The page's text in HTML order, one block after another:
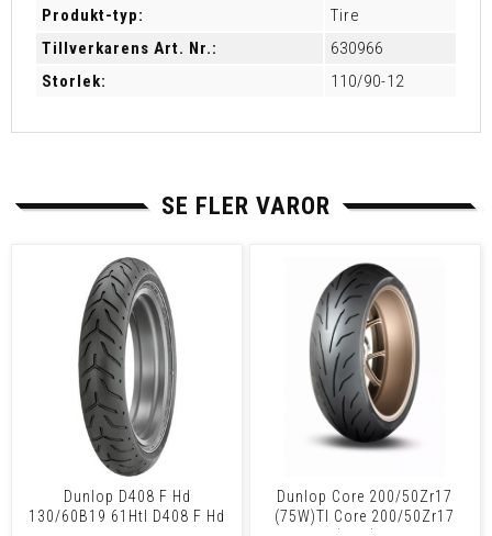
Produkt-typ:
Tire
Tillverkarens Art. Nr.:
630966
Storlek:
110/90-12
SE FLER VAROR
Dunlop D408 F Hd
130/60B19 61Htl D408 F Hd
Dunlop Core 200/50Zr17
(75W)Tl Core 200/50Zr17